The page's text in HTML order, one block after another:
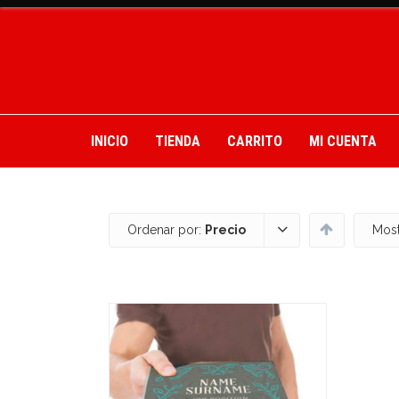
INICIO TIENDA CARRITO MI CUENTA
Ordenar por: Precio